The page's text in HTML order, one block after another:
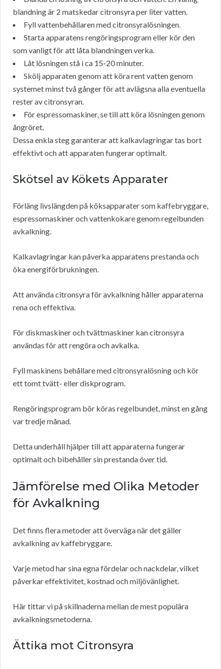
blandning är 2 matskedar citronsyra per liter vatten.
Fyll vattenbehållaren med citronsyralösningen.
Starta apparatens rengöringsprogram eller kör den
som vanligt för att låta blandningen verka.
Låt lösningen stå i ca 15-20 minuter.
Skölj apparaten genom att köra rent vatten genom
systemet minst två gånger för att avlägsna alla eventuella
rester av citronsyran.
För espressomaskiner, se till att köra lösningen genom
ångröret.
Dessa enkla steg garanterar att kalkavlagringar tas bort
effektivt och att apparaten fungerar optimalt.
Skötsel av Kökets Apparater
Förläng livslängden på köksapparater som kaffebryggare,
espressomaskiner och vattenkokare genom regelbunden
avkalkning.
Kalkavlagringar kan påverka apparatens prestanda och
öka energiförbrukningen.
Att använda citronsyra för avkalkning håller apparaterna
rena och effektiva.
För diskmaskiner och tvättmaskiner kan citronsyra
användas för att rengöra och avkalka.
Fyll maskinens behållare med citronsyralösning och kör
ett tomt tvätt- eller diskprogram.
Rengöringsprogram bör köras regelbundet, minst en gång
var tredje månad.
Detta underhåll hjälper till att apparaterna fungerar
optimalt och bibehåller sin prestanda över tid.
Jämförelse med Olika Metoder
för Avkalkning
Det finns flera metoder att överväga när det gäller
avkalkning av kaffebryggare.
Varje metod har sina egna fördelar och nackdelar, vilket
påverkar effektivitet, kostnad och miljövänlighet.
Här tittar vi på skillnaderna mellan de mest populära
avkalkningsmetoderna.
Ättika mot Citronsyra